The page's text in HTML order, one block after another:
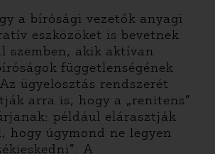
a bírósági vezetők anyagi
eszközöket is bevetnek
szemben, akik aktívan
függetlenségének
ügyelosztás rendszerét
arra is, hogy a „renitens”
például elárasztják
hogy úgymond ne legyen
A